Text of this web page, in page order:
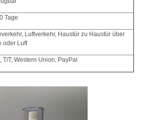
Tage
Luftverkehr, Haustür zu Haustür über
oder Luft
T/T, Western Union, PayPal